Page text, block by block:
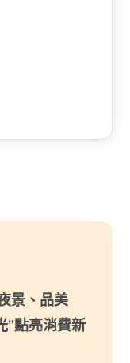
景、品美
”點亮消費新